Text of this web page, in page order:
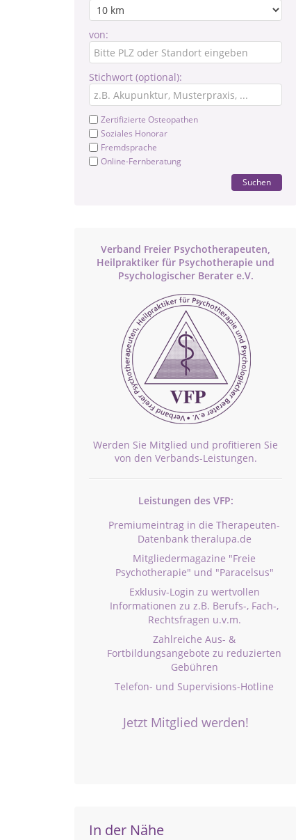
von:
Stichwort (optional):
Zertifizierte Osteopathen
Soziales Honorar
Fremdsprache
Online-Fernberatung
Suchen
Verband Freier Psychotherapeuten,
Heilpraktiker für Psychotherapie und
Psychologischer Berater e.V.
Werden Sie Mitglied und profitieren Sie
von den Verbands-Leistungen.
Leistungen des VFP:
Premiumeintrag in die Therapeuten-
Datenbank theralupa.de
Mitgliedermagazine "Freie
Psychotherapie" und "Paracelsus"
Exklusiv-Login zu wertvollen
Informationen zu z.B. Berufs-, Fach-,
Rechtsfragen u.v.m.
Zahlreiche Aus- &
Fortbildungsangebote zu reduzierten
Gebühren
Telefon- und Supervisions-Hotline
Jetzt Mitglied werden!
In der Nähe